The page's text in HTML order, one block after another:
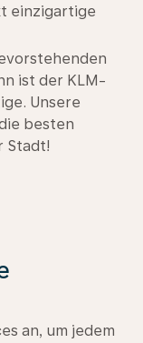
einzigartige
ist der KLM-
Unsere
besten
Stadt!
an, um jedem